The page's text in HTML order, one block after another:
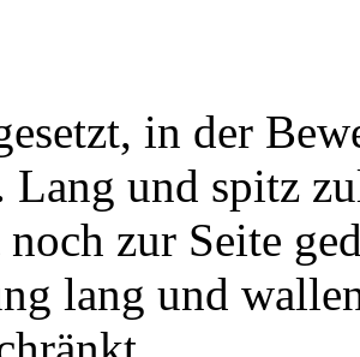
in der
Lang und spitz
zur Seite
lang und